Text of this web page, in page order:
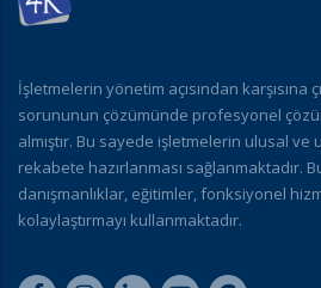
İşletmelerin yönetim açısından karşısına
sorununun çözümünde profesyonel
almıştır. Bu sayede işletmelerin ulusal ve
rekabete hazırlanması sağlanmaktadır.
danışmanlıklar, eğitimler, fonksiyonel
kolaylaştırmayı kullanmaktadır.